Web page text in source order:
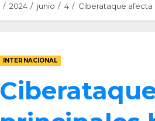
2024 junio 4 Ciberataque afecta
INTERNACIONAL